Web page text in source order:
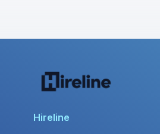
Hireline